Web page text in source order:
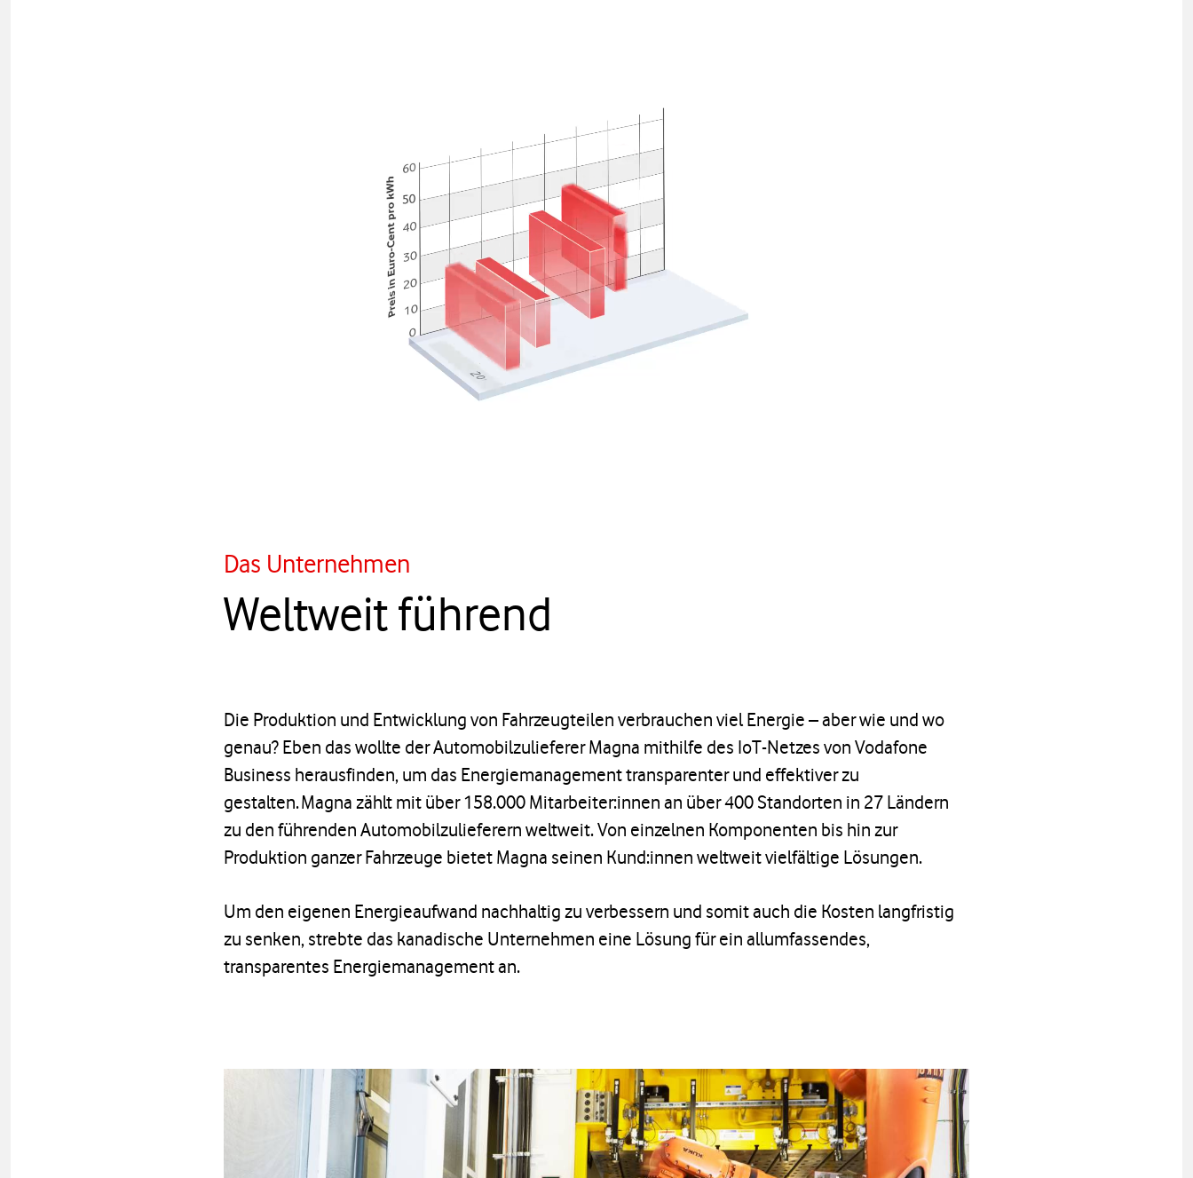
Das Unternehmen
Weltweit führend
Die Produktion und Entwicklung von Fahrzeugteilen verbrauchen viel Energie – aber wie und wo
genau? Eben das wollte der Automobilzulieferer Magna mithilfe des IoT-Netzes von Vodafone
Business herausfinden, um das Energiemanagement transparenter und effektiver zu
gestalten. Magna zählt mit über 158.000 Mitarbeiter:innen an über 400 Standorten in 27 Ländern
zu den führenden Automobilzulieferern weltweit. Von einzelnen Komponenten bis hin zur
Produktion ganzer Fahrzeuge bietet Magna seinen Kund:innen weltweit vielfältige Lösungen.
Um den eigenen Energieaufwand nachhaltig zu verbessern und somit auch die Kosten langfristig
zu senken, strebte das kanadische Unternehmen eine Lösung für ein allumfassendes,
transparentes Energiemanagement an.